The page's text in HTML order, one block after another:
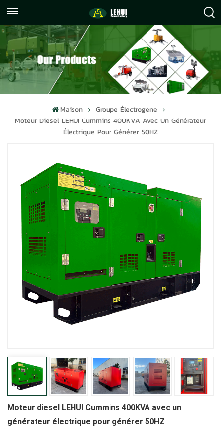
059122071372
info@lehuipowerfactory.com
Maison
Groupe Électrogène
Moteur Diesel LEHUI Cummins 400KVA Avec Un Générateur
Électrique Pour Générer 50HZ
Moteur diesel LEHUI Cummins 400KVA avec un
générateur électrique pour générer 50HZ